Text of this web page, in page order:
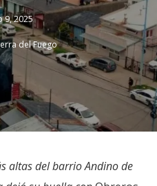
9, 2025
del Fuego
altas del barrio Andino de